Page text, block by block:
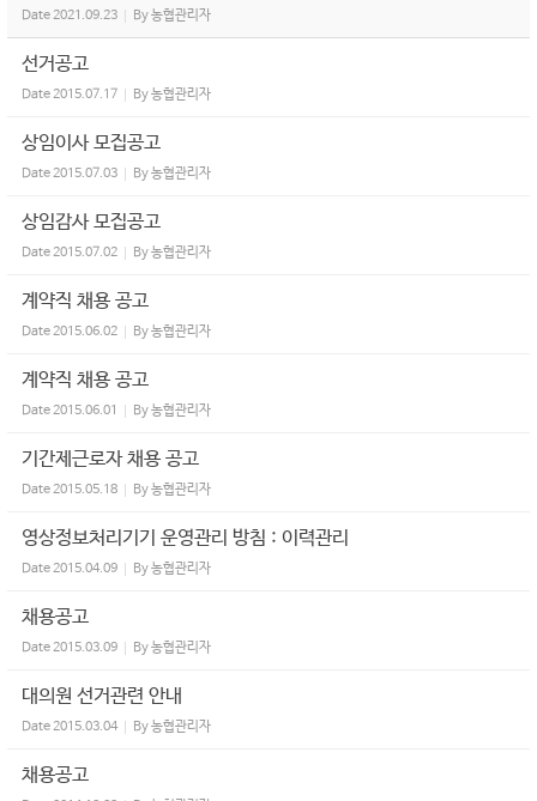
Date2021.09.23 By농협관리자
선거공고
Date2015.07.17 By농협관리자
상임이사 모집공고
Date2015.07.03 By농협관리자
상임감사 모집공고
Date2015.07.02 By농협관리자
계약직 채용 공고
Date2015.06.02 By농협관리자
계약직 채용 공고
Date2015.06.01 By농협관리자
기간제근로자 채용 공고
Date2015.05.18 By농협관리자
영상정보처리기기 운영관리 방침 : 이력관리
Date2015.04.09 By농협관리자
채용공고
Date2015.03.09 By농협관리자
대의원 선거관련 안내
Date2015.03.04 By농협관리자
채용공고